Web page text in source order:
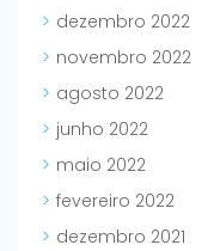
dezembro 2022
novembro 2022
agosto 2022
junho 2022
maio 2022
fevereiro 2022
dezembro 2021